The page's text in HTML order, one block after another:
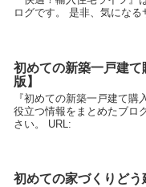
ログです。 是非、気にな
初めての新築一戸建
版】
『初めての新築一戸建て
役立つ情報をまとめたブロ
さい。 URL:
初めての家づくりどう